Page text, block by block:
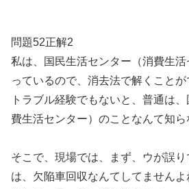
問題52正解2
私は、国民生活センター（消費生
っているので、消去法で解くこと
トラブル経験でもないと、普通は
費生活センター）のことなんて知ら
そこで、現場では、まず、ウが誤
は、欠陥車回収なんてしてません